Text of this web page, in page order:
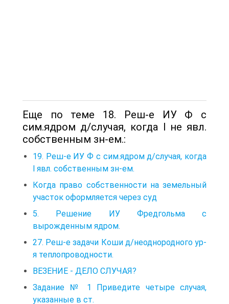
Еще по теме 18. Реш-е ИУ Ф с
сим.ядром д/случая, когда l не явл.
собственным зн-ем.:
19. Реш-е ИУ Ф с сим.ядром д/случая, когда
l явл. собственным зн-ем.
Когда право собственности на земельный
участок оформляется через суд
5. Решение ИУ Фредгольма с
вырожденным ядром.
27. Реш-е задачи Коши д/неоднородного ур-
я теплопроводности.
ВЕЗЕНИЕ - ДЕЛО СЛУЧАЯ?
Задание № 1 Приведите четыре случая,
указанные в ст.